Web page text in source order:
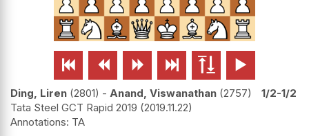
     
Ding, Liren 2801 - Anand, Viswanathan 2757
1/2-1/2
Tata Steel GCT Rapid 2019 2019.11.22
TA